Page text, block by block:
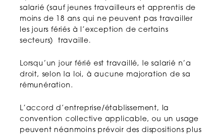
salarié (sauf jeunes travailleurs et apprentis de
moins de 18 ans qui ne peuvent pas travailler
les jours fériés à l’exception de certains
secteurs) travaille.
Lorsqu’un jour férié est travaillé, le salarié n’a
droit, selon la loi, à aucune majoration de sa
rémunération.
L’accord d’entreprise/établissement, la
convention collective applicable, ou un usage
peuvent néanmoins prévoir des dispositions plus